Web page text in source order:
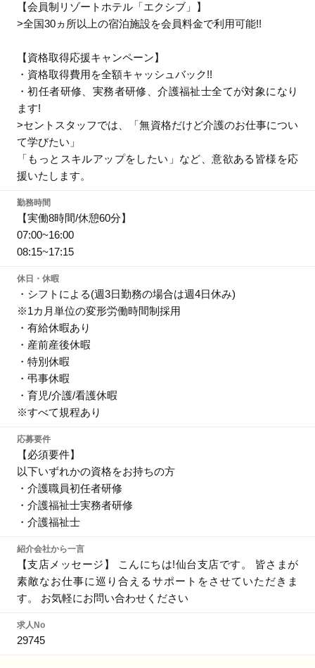
【会員制リゾートホテル「エクシブ」】
>全国30ヵ所以上の宿泊施設を会員料金で利用可能!!
【資格取得応援キャンペーン】
・資格取得費用を全額キャッシュバック!!
・初任者研修、実務者研修、介護福祉士全てが対象になり
ます!
>セントスタッフでは、「無資格だけど介護のお仕事につい
て学びたい」
「もっとスキルアップをしたい」など、意欲ある皆様を応
援いたします。
勤務時間
【実働8時間/休憩60分】
07:00~16:00
08:15~17:15
休日・休暇
・シフトによる(週3日勤務の場合は週4日休み)
※1カ月単位の変形労働時間制採用
・有給休暇あり
・産前産後休暇
・特別休暇
・弔事休暇
・育児/介護/看護休暇
※すべて規程あり
応募要件
【必須要件】
以下いずれかの資格をお持ちの方
・介護職員初任者研修
・介護福祉士実務者研修
・介護福祉士
紹介会社から一言
【支店メッセージ】 こんにちは!仙台支店です。 皆さまが
素敵なお仕事に巡り合えるサポートをさせていただきま
す。 お気軽にお問い合わせください
求人No
29745